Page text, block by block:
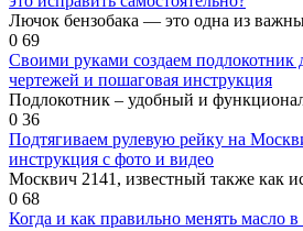
Лючок бензобака — это одна из
0 69
Своими руками создаем
чертежей и пошаговая инструкция
Подлокотник – удобный и
0 36
Подтягиваем рулевую рейку на
инструкция с фото и видео
Москвич 2141, известный также как
0 68
Когда и как правильно менять масло